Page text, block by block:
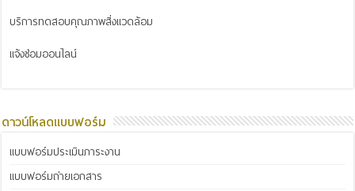
บริการทดสอบคุณภาพสิ่งแวดล้อม
แจ้งซ่อมออนไลน์
ดาวน์โหลดแบบฟอร์ม
แบบฟอร์มประเมินภาระงาน
แบบฟอร์มถ่ายเอกสาร